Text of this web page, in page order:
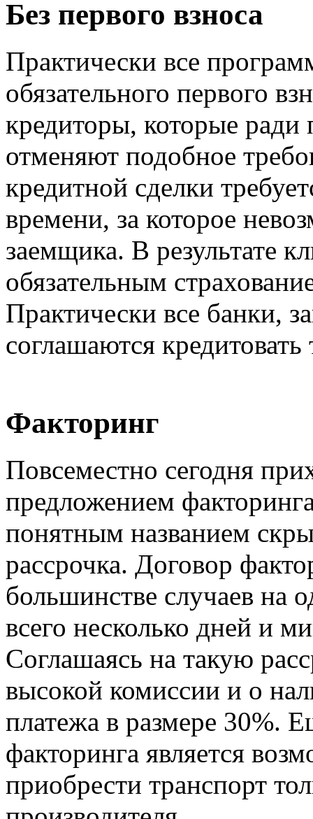
Без первого взноса
Практически все
обязательного первого
кредиторы, которые ради
отменяют подобное
кредитной сделки
времени, за которое
заемщика. В результате
обязательным
Практически все банки,
соглашаются
Факторинг
Повсеместно сегодня
предложением
понятным названием
рассрочка. Договор
большинстве случаев на
всего несколько дней и
Соглашаясь на такую
высокой комиссии и о
платежа в размере 30%.
факторинга является
приобрести транспорт